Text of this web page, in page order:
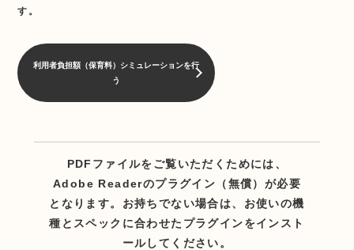
す。
利用者負担額（保育料）シミュレーションを行
う
PDFファイルをご覧いただくためには、
Adobe Readerのプラグイン（無償）が必要
となります。お持ちでない場合は、お使いの機
種とスペックに合わせたプラグインをインスト
ールしてください。